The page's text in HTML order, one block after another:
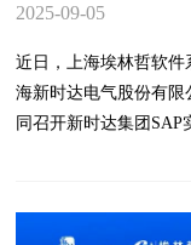
2025-09-05
近日，上海埃林哲软件
海新时达电气股份有限
同召开新时达集团SAP
下的转型升级注入关键